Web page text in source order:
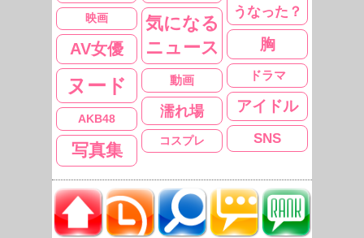
うなった？
映画
気になる
ニュース
胸
AV女優
ドラマ
ヌード 動画
アイドル
濡れ場
AKB48
SNS
コスプレ
写真集